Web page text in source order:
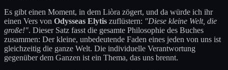
Es gibt einen Moment, in dem Liòra zögert, und da würde ich ihr
einen Vers von Odysseas Elytis zuflüstern: "Diese kleine Welt, die
große!". Dieser Satz fasst die gesamte Philosophie des Buches
zusammen: Der kleine, unbedeutende Faden eines jeden von uns ist
gleichzeitig die ganze Welt. Die individuelle Verantwortung
gegenüber dem Ganzen ist ein Thema, das uns brennt.